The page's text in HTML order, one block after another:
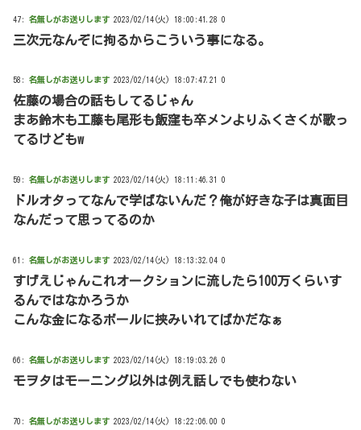
47: 名無しがお送りします 2023/02/14(火) 18:00:41.28 0
三次元なんぞに拘るからこういう事になる。
58: 名無しがお送りします 2023/02/14(火) 18:07:47.21 0
佐藤の場合の話もしてるじゃん
まあ鈴木も工藤も尾形も飯窪も卒メンよりふくさくが歌っ
てるけどもw
59: 名無しがお送りします 2023/02/14(火) 18:11:46.31 0
ドルオタってなんで学ばないんだ？俺が好きな子は真面目
なんだって思ってるのか
61: 名無しがお送りします 2023/02/14(火) 18:13:32.04 0
すげえじゃんこれオークションに流したら100万くらいす
るんではなかろうか
こんな金になるボールに挟みいれてばかだなぁ
66: 名無しがお送りします 2023/02/14(火) 18:19:03.26 0
モヲタはモーニング以外は例え話しでも使わない
70: 名無しがお送りします 2023/02/14(火) 18:22:06.00 0